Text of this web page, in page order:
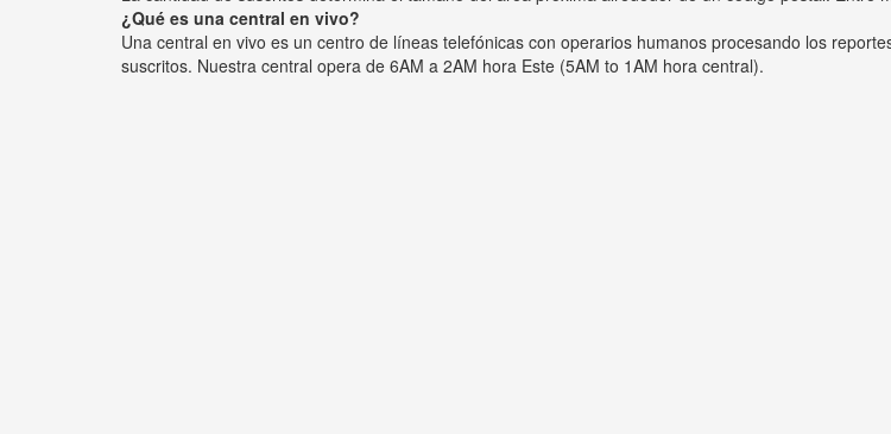
¿Qué es una central en vivo?
Una central en vivo es un centro de líneas telefónicas con operarios humanos procesando los
suscritos. Nuestra central opera de 6AM a 2AM hora Este (5AM to 1AM hora central).